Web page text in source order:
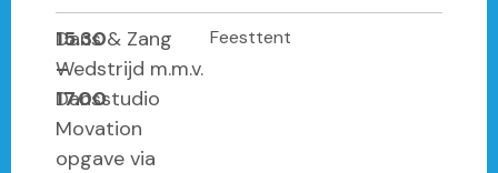
15.30
–
17.00
Dans & Zang
Wedstrijd m.m.v.
Dansstudio
Movation
opgave via
Feesttent